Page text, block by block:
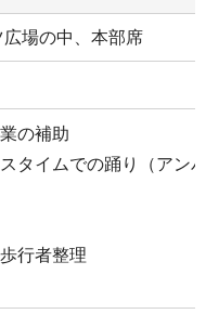
場の中、本部席
の補助
イムでの踊り（アン
行者整理